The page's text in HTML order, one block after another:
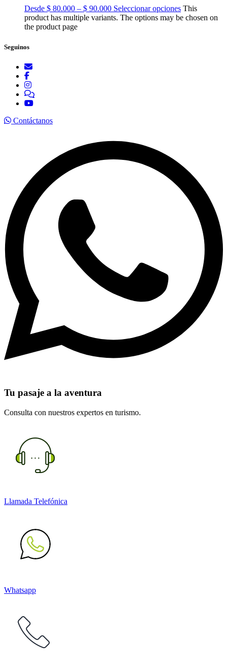
Desde $ 80.000 – $ 90.000 Seleccionar opciones This
product has multiple variants. The options may be chosen on
the product page
Seguinos
Contáctanos
Tu pasaje a la aventura
Consulta con nuestros expertos en turismo.
Llamada Telefónica
Whatsapp